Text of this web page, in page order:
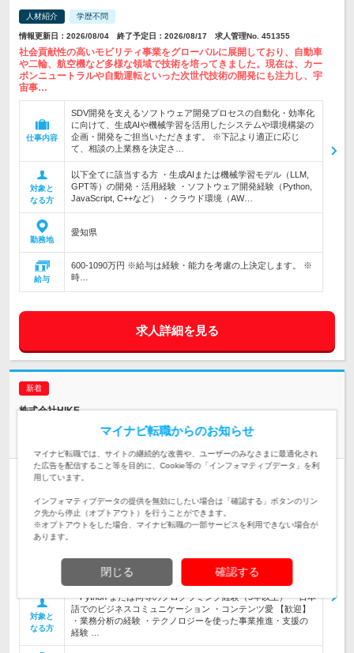
人材紹介 学歴不問
情報更新日：2026/08/04 終了予定日：2026/08/17 求人管理No. 451355
社会貢献性の高いモビリティ事業をグローバルに展開しており、自動車
や二輪、航空機など多様な領域で技術を培ってきました。現在は、カー
ボンニュートラルや自動運転といった次世代技術の開発にも注力し、宇
宙事…
仕事内容
SDV開発を支えるソフトウェア開発プロセスの自動化・効率化
に向けて、生成AIや機械学習を活用したシステムや環境構築の
企画・開発をご担当いただきます。 ※下記より適正に応じ
て、相談の上業務を決定さ…
対象と
なる方
以下全てに該当する方 ・生成AIまたは機械学習モデル（LLM,
GPT等）の開発・活用経験 ・ソフトウェア開発経験（Python,
JavaScript, C++など） ・クラウド環境（AW…
勤務地
愛知県
給与
600-1090万円 ※給与は経験・能力を考慮の上決定します。 ※
時…
求人詳細を見る
株式会社HIKE
【フレックス制】AIエンジニア（社内のAI事業拡大／立ち上げ
人材紹介 学歴不問
SIer出身の方歓迎／SEからのキャリアアップ歓迎
現在は、全社のテック環境を最適化し、コスト削減や利益率向
上につながる「攻め…
対象と
なる方
・Python または同等のプログラミング経験（3年以上） ・日本
語でのビジネスコミュニケーション ・コンテンツ愛 【歓迎】
・業務分析の経験 ・テクノロジーを使った事業推進・支援の
経験 …
マイナビ転職からのお知らせ
マイナビ転職では、サイトの継続的な改善や、ユーザーのみなさまに最適化され
た広告を配信すること等を目的に、Cookie等の「インフォマティブデータ」を利
用しています。
インフォマティブデータの提供を無効にしたい場合は「確認する」ボタンのリン
ク先から停止（オプトアウト）を行うことができます。
※オプトアウトをした場合、マイナビ転職の一部サービスを利用できない場合が
あります。
閉じる 確認する